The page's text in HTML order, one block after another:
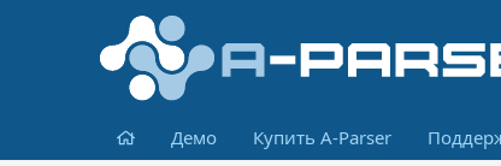
Главная
Демо Купить A-Parser